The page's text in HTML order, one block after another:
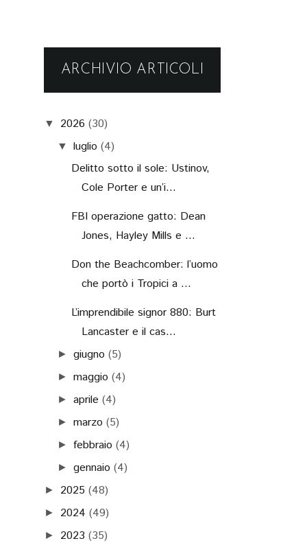
ARCHIVIO ARTICOLI
▼ 2026 (30)
▼ luglio (4)
Delitto sotto il sole: Ustinov,
Cole Porter e un’i...
FBI operazione gatto: Dean
Jones, Hayley Mills e ...
Don the Beachcomber: l’uomo
che portò i Tropici a ...
L’imprendibile signor 880: Burt
Lancaster e il cas...
►giugno (5)
►maggio (4)
►aprile (4)
►marzo (5)
►febbraio (4)
►gennaio (4)
► 2025 (48)
► 2024 (49)
► 2023 (35)